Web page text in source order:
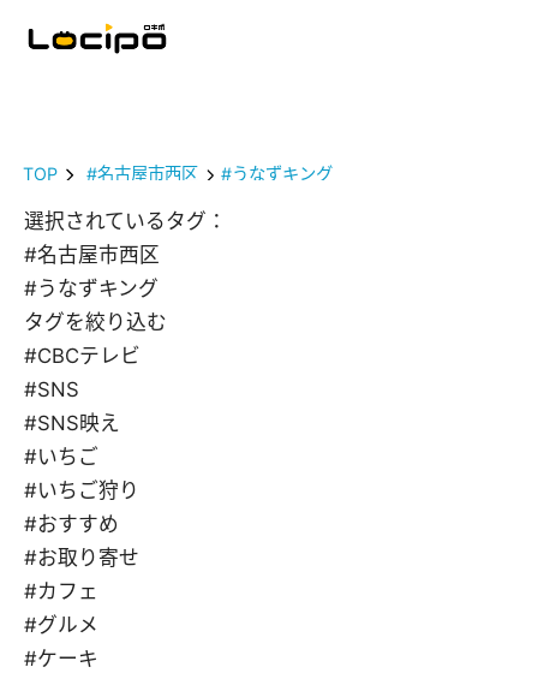
TOP #名古屋市西区 #うなずキング
選択されているタグ：
#名古屋市西区
#うなずキング
タグを絞り込む
#CBCテレビ
#SNS
#SNS映え
#いちご
#いちご狩り
#おすすめ
#お取り寄せ
#カフェ
#グルメ
#ケーキ